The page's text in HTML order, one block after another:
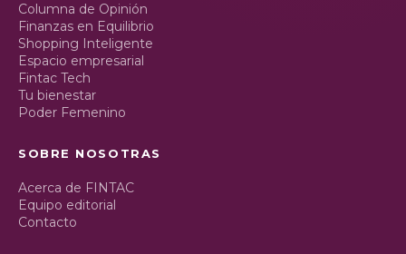
Columna de Opinión
Finanzas en Equilibrio
Shopping Inteligente
Espacio empresarial
Fintac Tech
Tu bienestar
Poder Femenino
SOBRE NOSOTRAS
Acerca de FINTAC
Equipo editorial
Contacto